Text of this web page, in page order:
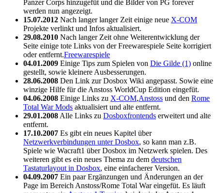
Panzer Corps hinzugefüt und die Bilder von PG forever
werden nun angezeigt.
15.07.2012 Nach langer langer Zeit einige neue X-COM
Projekte verlinkt und Infos aktualisiert.
29.08.2010 Nach langer Zeit ohne Weiterentwicklung der
Seite einige tote Links von der Freewarespiele Seite korrigiert
oder entfernt.Freewarespiele
04.01.2009 Einige Tips zum Spielen von Die Gilde (1) online
gestellt, sowie kleinere Ausbesserungen.
28.06.2008 Den Link zur Dosbox Wiki angepasst. Sowie eine
winzige Hilfe für die Anstoss WorldCup Edition eingefüt.
04.06.2008 Einige Links zu X-COM,Anstoss und den Rome
Total War Mods aktualisiert und alte entfernt.
29.01.2008 Alle Links zu Dosboxfrontends erweitert und alte
entfernt.
17.10.2007 Es gibt ein neues Kapitel über
Netzwerkverbindungen unter Dosbox, so kann man z.B.
Spiele wie Wacraft1 über Dosbox im Netzwerk spielen. Des
weiteren gibt es ein neues Thema zu dem deutschen
Tastaturlayout in Dosbox, eine einfacherer Version.
04.09.2007 Ein paar Ergänzungen und Änderungen an der
Page im Bereich Anstoss/Rome Total War eingefüt. Es läuft